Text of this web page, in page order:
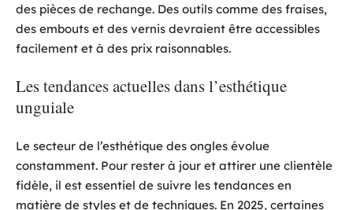
des pièces de rechange. Des outils comme des fraises,
des embouts et des vernis devraient être accessibles
facilement et à des prix raisonnables.
Les tendances actuelles dans l’esthétique
unguiale
Le secteur de l’esthétique des ongles évolue
constamment. Pour rester à jour et attirer une clientèle
fidèle, il est essentiel de suivre les tendances en
matière de styles et de techniques. En 2025, certaines